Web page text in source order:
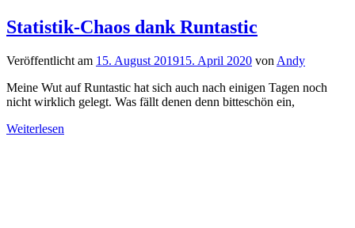
Statistik-Chaos dank Runtastic
Veröffentlicht am 15. August 201915. April 2020 von Andy
Meine Wut auf Runtastic hat sich auch nach einigen Tagen noch
nicht wirklich gelegt. Was fällt denen denn bitteschön ein,
Weiterlesen